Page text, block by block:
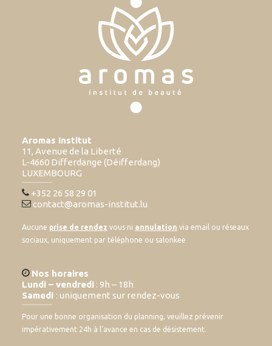
Aromas Institut
11, Avenue de la Liberté
L-4660 Differdange (Déifferdang)
LUXEMBOURG
+352 26 58 29 01
contact@aromas-institut.lu
Aucune prise de rendez vous ni annulation via email ou réseaux
sociaux, uniquement par téléphone ou salonkee
Nos horaires
Lundi – vendredi : 9h – 18h
Samedi : uniquement sur rendez-vous
Pour une bonne organisation du planning, veuillez prévenir
impérativement 24h à l’avance en cas de désistement.